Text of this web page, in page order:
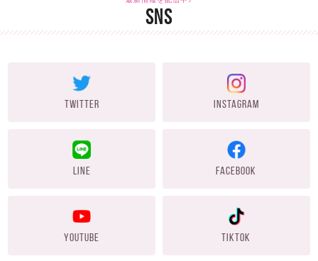
SNS
TWITTER INSTAGRAM
LINE FACEBOOK
YOUTUBE TIKTOK